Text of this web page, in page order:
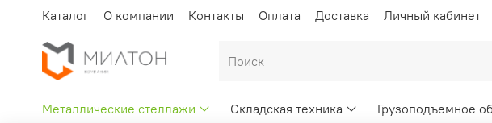
Каталог О компании Контакты Оплата Доставка Личный кабинет
Металлические стеллажи Складская техника Грузоподъемное